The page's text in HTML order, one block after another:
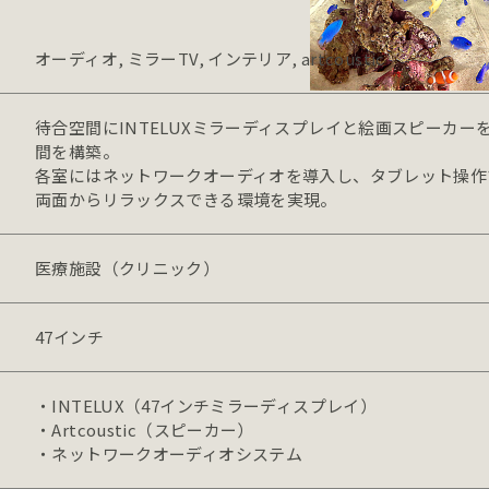
オーディオ, ミラーTV, インテリア, artcoustic
待合空間にINTELUXミラーディスプレイと絵画スピーカー
間を構築。
各室にはネットワークオーディオを導入し、タブレット操
両面からリラックスできる環境を実現。
医療施設（クリニック）
47インチ
・INTELUX（47インチミラーディスプレイ）
・Artcoustic（スピーカー）
・ネットワークオーディオシステム